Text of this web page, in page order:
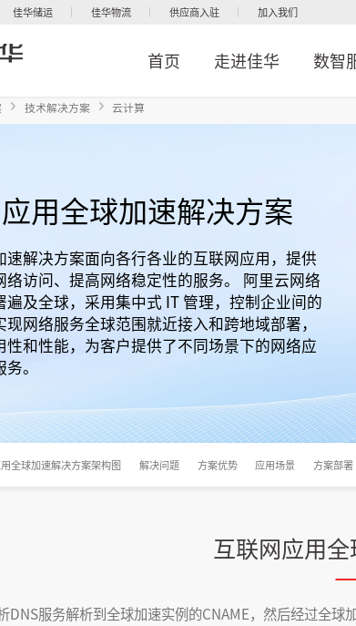
佳华储运 佳华物流 供应商入驻 加入我们
首页 走进佳华 数智
技术解决方案 云计算
用全球加速解决方案
速解决方案面向各行各业的互联网应用，提供
络访问、提高网络稳定性的服务。 阿里云网络
遍及全球，采用集中式 IT 管理，控制企业间的
网络服务全球范围就近接入和跨地域部署，
性和性能，为客户提供了不同场景下的网络应
。
全球加速解决方案架构图 解决问题 方案优势 应用场景 方案部署
互联网应用
DNS服务解析到全球加速实例的CNAME，然后经过全